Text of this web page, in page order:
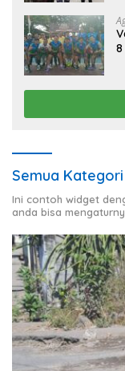
8
Semua Kategori
Ini contoh widget
anda bisa